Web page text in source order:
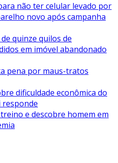
não ter celular levado por
novo após campanha
quinze quilos de
em imóvel abandonado
pena por maus-tratos
dificuldade econômica do
e descobre homem em